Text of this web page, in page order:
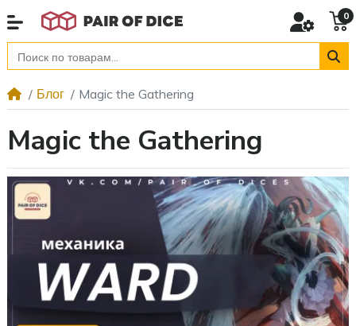
0
Блог Magic the Gathering
Magic the Gathering